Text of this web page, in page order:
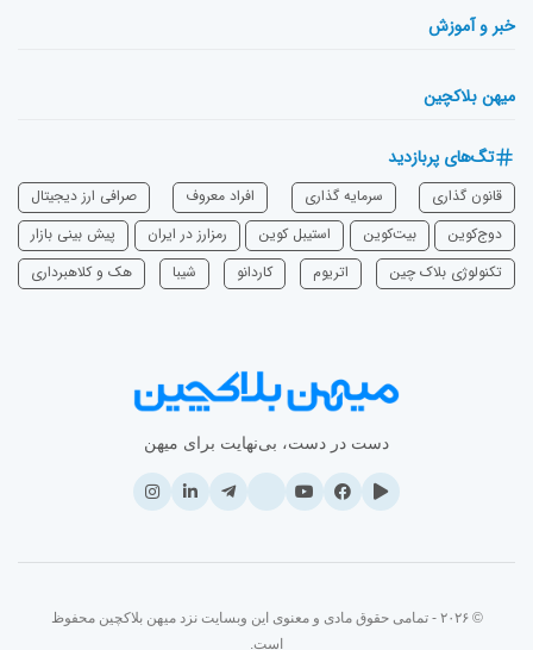
خبر و آموزش
میهن بلاکچین
تگ‌های پربازدید
قانون گذاری سرمایه‌ گذاری افراد معروف
صرافی ارز دیجیتال
دوج‌کوین
بیت‌کوین استیبل کوین رمزارز در ایران
پیش بینی بازار
تکنولوژی بلاک چین
اتریوم ‌کاردانو شیبا هک و کلاهبرداری
دست در دست، بی‌نهایت برای میهن
© ۲۰۲۶ - تمامی حقوق مادی و معنوی این وبسایت نزد میهن بلاکچین محفوظ
است.